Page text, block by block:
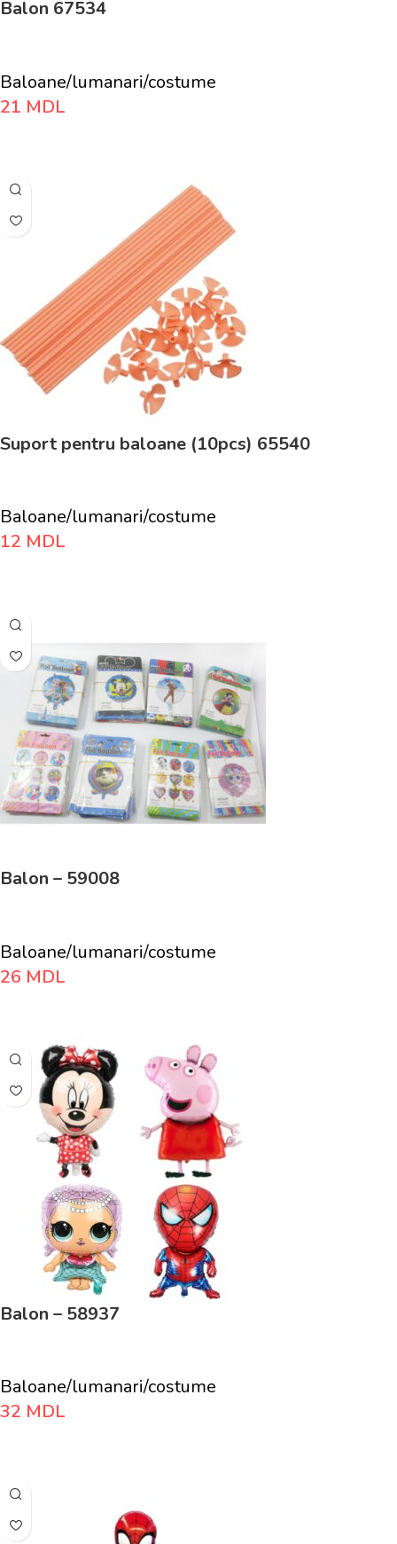
Balon 67534
Baloane/lumanari/costume
21 MDL
Suport pentru baloane (10pcs) 65540
Baloane/lumanari/costume
12 MDL
Balon – 59008
Baloane/lumanari/costume
26 MDL
Balon – 58937
Baloane/lumanari/costume
32 MDL